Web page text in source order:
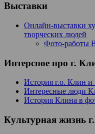
Выставки
Онлайн-выставки
творческих людей
Фото-работы
Интерсное про г.
История г.о. Клин и
Интересные люди
История Клина в
Культурная жизнь